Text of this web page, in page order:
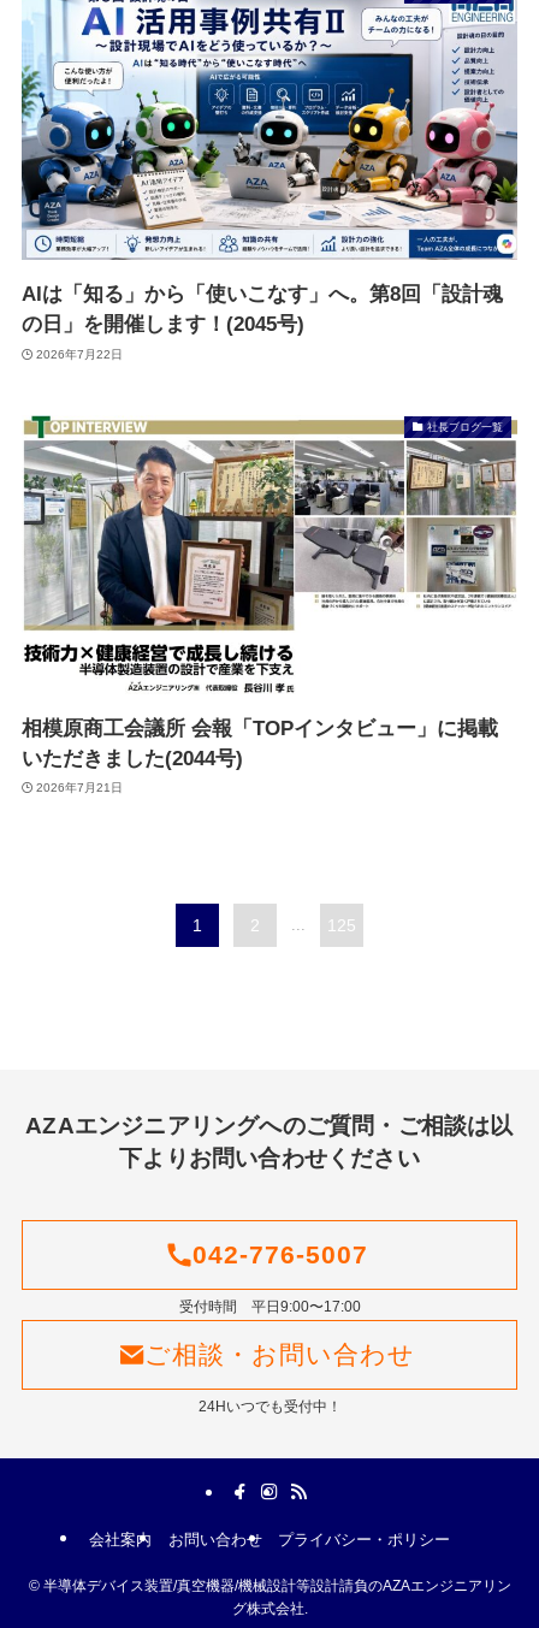
AIは「知る」から「使いこなす」へ。第8回「設計魂
の日」を開催します！(2045号)
2026年7月22日
社長ブログ一覧
相模原商工会議所 会報「TOPインタビュー」に掲載
いただきました(2044号)
2026年7月21日
1 2 125
AZAエンジニアリングへのご質問・ご相談は以
下よりお問い合わせください
042-776-5007
受付時間 平日9:00〜17:00
ご相談・お問い合わせ
24Hいつでも受付中！
会社案内 お問い合わせ プライバシー・ポリシー
©半導体デバイス装置/真空機器/機械設計等設計請負のAZAエンジニアリン
グ株式会社.